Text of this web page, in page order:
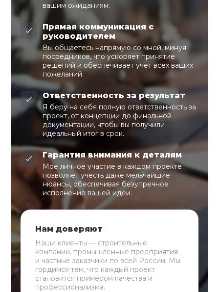
вашим ожиданиям.
Прямая коммуникация с
руководителем
Вы общаетесь напрямую со мной, минуя
посредников, что ускоряет принятие
решений и обеспечивает учет всех ваших
пожеланий.
Ответственность за результат
Я беру на себя полную ответственность за
проект, от концепции до финальной
документации, чтобы вы получили
идеальный итог в срок.
Гарантия внимания к деталям
Мое личное участие в каждом проекте
позволяет учесть даже мельчайшие
нюансы, обеспечивая безупречное
исполнение вашей идеи.
Нам доверяют
Наши клиенты — строительные
компании, промышленные предприятия
и частные заказчики по всей России. Мы
гордимся тем, что каждый проект
становится примером качества и
профессионализма.